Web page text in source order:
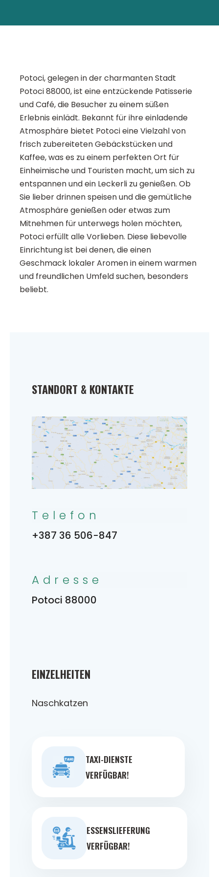
Potoci, gelegen in der charmanten Stadt
Potoci 88000, ist eine entzückende Patisserie
und Café, die Besucher zu einem süßen
Erlebnis einlädt. Bekannt für ihre einladende
Atmosphäre bietet Potoci eine Vielzahl von
frisch zubereiteten Gebäckstücken und
Kaffee, was es zu einem perfekten Ort für
Einheimische und Touristen macht, um sich zu
entspannen und ein Leckerli zu genießen. Ob
Sie lieber drinnen speisen und die gemütliche
Atmosphäre genießen oder etwas zum
Mitnehmen für unterwegs holen möchten,
Potoci erfüllt alle Vorlieben. Diese liebevolle
Einrichtung ist bei denen, die einen
Geschmack lokaler Aromen in einem warmen
und freundlichen Umfeld suchen, besonders
beliebt.
EINZELHEITEN
Naschkatzen
TAXI-DIENSTE
VERFÜGBAR!
ESSENSLIEFERUNG
VERFÜGBAR!
STANDORT & KONTAKTE
Telefon
+387 36 506-847
Adresse
Potoci 88000